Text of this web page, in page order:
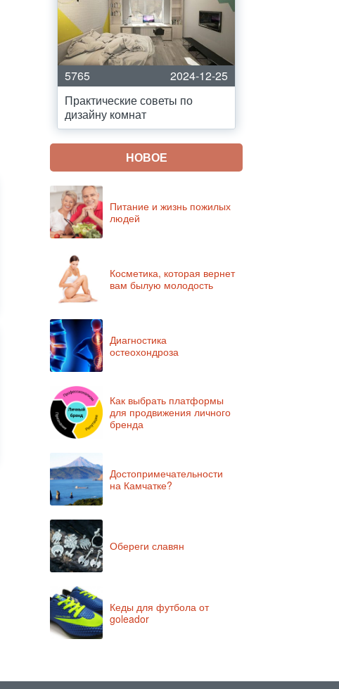
5765
2024-12-25
Практические советы по
дизайну комнат
НОВОЕ
Питание и жизнь пожилых
людей
Косметика, которая вернет
вам былую молодость
Диагностика
остеохондроза
Как выбрать платформы
для продвижения личного
бренда
Достопримечательности
на Камчатке?
Обереги славян
Кеды для футбола от
goleador